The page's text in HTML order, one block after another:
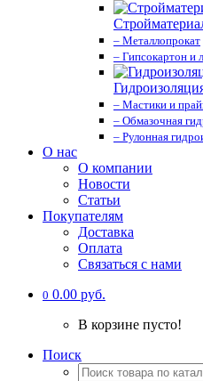
– Металлопрокат
– Гипсокартон и
– Мастики и
– Обмазочная
– Рулонная
О нас
О компании
Новости
Статьи
Покупателям
Доставка
Оплата
Связаться с нами
0 0.00 руб.
В корзине пусто!
Поиск